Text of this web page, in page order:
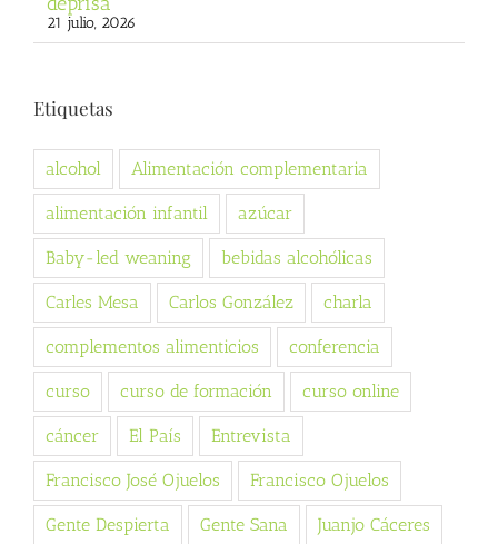
21 julio, 2026
Etiquetas
alcohol Alimentación complementaria
alimentación infantil azúcar
Baby-led weaning bebidas alcohólicas
Carles Mesa Carlos González charla
complementos alimenticios conferencia
curso curso de formación curso online
cáncer El País Entrevista
Francisco José Ojuelos Francisco Ojuelos
Gente Despierta Gente Sana Juanjo Cáceres